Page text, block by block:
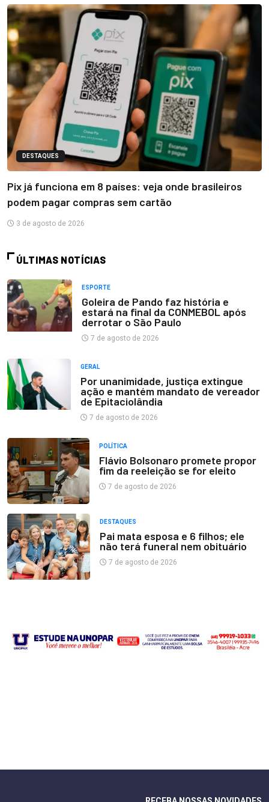
DESTAQUES
Pix já funciona em 8 países: veja onde brasileiros
podem pagar compras sem cartão
3 de agosto de 2026
ÚLTIMAS NOTÍCIAS
ESPORTE
Goleira de Pando faz história e
estará na final da CONMEBOL após
derrotar o São Paulo
7 de agosto de 2026
GERAL
Por unanimidade, justiça extingue
ação e mantém mandato de vereador
de Epitaciolândia
7 de agosto de 2026
POLÍTICA
Flávio Bolsonaro promete propor
fim da reeleição se for eleito
7 de agosto de 2026
DESTAQUES
Pai mata esposa e 6 filhos; ele
não terá funeral nem obituário
7 de agosto de 2026